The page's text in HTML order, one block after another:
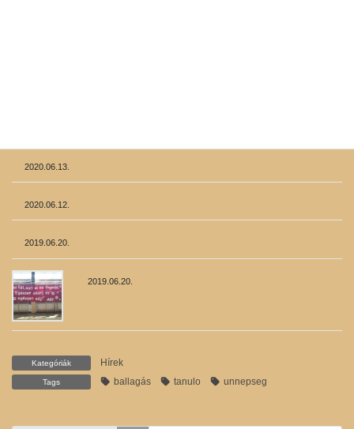
2020.06.13.
2020.06.12.
2019.06.20.
2019.06.20.
Kategóriák Hírek
Tags ballagás tanulo unnepseg